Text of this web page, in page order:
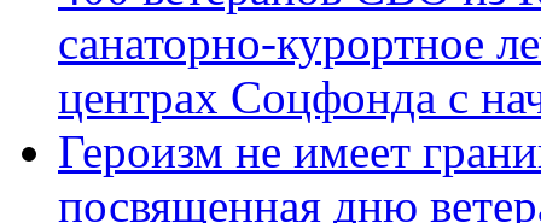
санаторно-курортное
центрах Соцфонда с
Героизм не имеет
посвященная дню